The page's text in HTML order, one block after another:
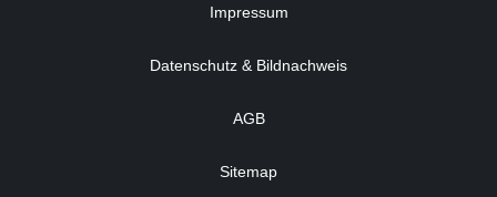
Impressum
Datenschutz & Bildnachweis
AGB
Sitemap